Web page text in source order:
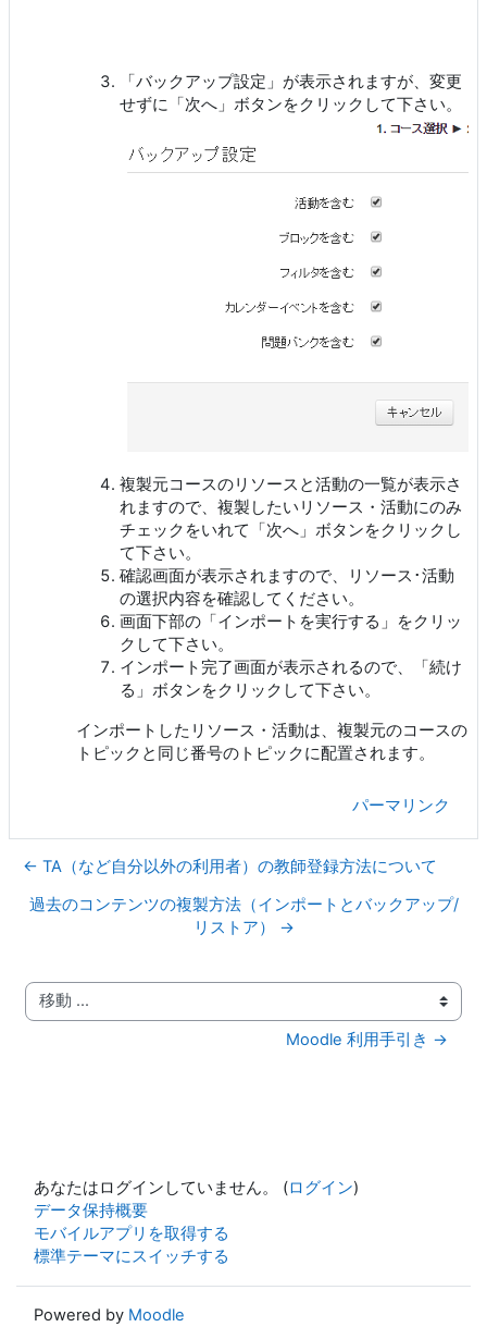
「バックアップ設定」が表示されますが、変更
せずに「次へ」ボタンをクリックして下さい。
複製元コースのリソースと活動の一覧が表示さ
れますので、複製したいリソース・活動にのみ
チェックをいれて「次へ」ボタンをクリックし
て下さい。
確認画面が表示されますので、リソース･活動
の選択内容を確認してください。
画面下部の「インポートを実行する」をクリッ
クして下さい。
インポート完了画面が表示されるので、「続け
る」ボタンをクリックして下さい。
インポートしたリソース・活動は、複製元のコースの
トピックと同じ番号のトピックに配置されます。
パーマリンク
← TA（など自分以外の利用者）の教師登録方法について
過去のコンテンツの複製方法（インポートとバックアップ/
リストア） →
移動 ...
Moodle 利用手引き →
あなたはログインしていません。 (ログイン)
データ保持概要
モバイルアプリを取得する
標準テーマにスイッチする
Powered by Moodle